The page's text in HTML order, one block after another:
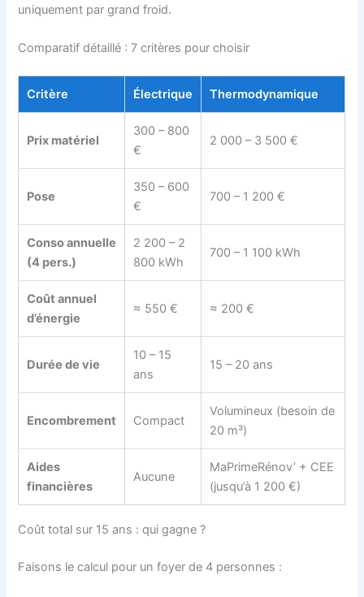
uniquement par grand froid.
Comparatif détaillé : 7 critères pour choisir
Critère Électrique Thermodynamique
Prix matériel
300 – 800
€
2 000 – 3 500 €
Pose
350 – 600
€
700 – 1 200 €
Conso annuelle
(4 pers.)
2 200 – 2
800 kWh
700 – 1 100 kWh
Coût annuel
d’énergie
≈ 550 € ≈ 200 €
Durée de vie
10 – 15
ans
15 – 20 ans
Encombrement Compact
Volumineux (besoin de
20 m³)
Aides
financières
Aucune
MaPrimeRénov’ + CEE
(jusqu’à 1 200 €)
Coût total sur 15 ans : qui gagne ?
Faisons le calcul pour un foyer de 4 personnes :